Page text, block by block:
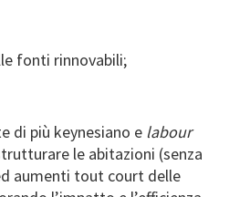
fonti rinnovabili;
di più keynesiano e labour
le abitazioni (senza
aumenti tout court delle